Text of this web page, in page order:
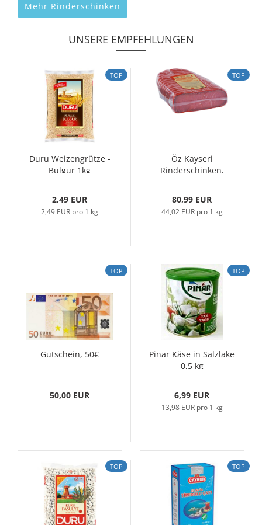
Mehr Rinderschinken
UNSERE EMPFEHLUNGEN
TOP
Duru Weizengrütze -
Bulgur 1kg
2,49 EUR
2,49 EUR pro 1 kg
TOP
Öz Kayseri
Rinderschinken,
80,99 EUR
44,02 EUR pro 1 kg
TOP
Gutschein, 50€
50,00 EUR
TOP
Pinar Käse in Salzlake
0,5 kg
6,99 EUR
13,98 EUR pro 1 kg
TOP TOP